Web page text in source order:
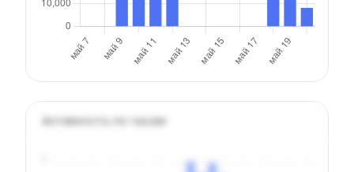
Активность по часам